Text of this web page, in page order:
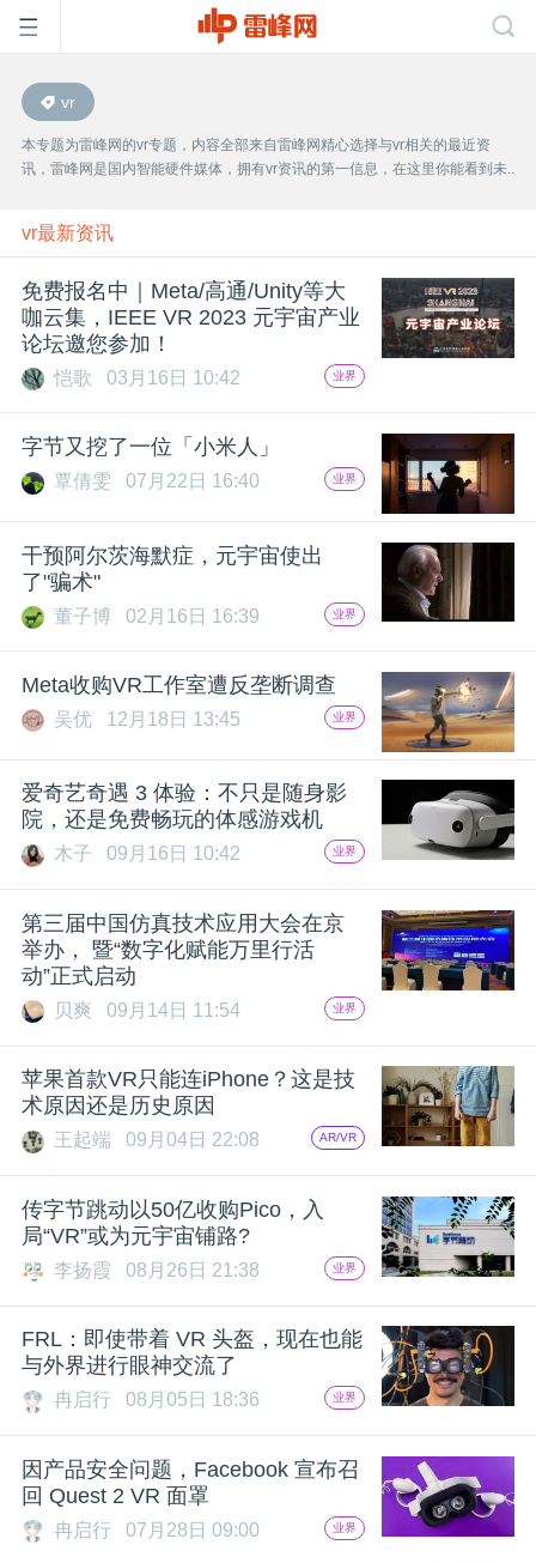
首
页
峰
课
活
中
GAIR
题
搞
机
vr
本专题为雷峰网的vr专题，内容全部来自雷峰网精心选择与vr相关的最近资
讯，雷峰网是国内智能硬件媒体，拥有vr资讯的第一信息，在这里你能看到未..
vr最新资讯
免费报名中｜Meta/高通/Unity等大
咖云集，IEEE VR 2023 元宇宙产业
论坛邀您参加！
恺歌 03月16日 10:42 业界
字节又挖了一位「小米人」
覃倩雯 07月22日 16:40 业界
干预阿尔茨海默症，元宇宙使出
了"骗术"
董子博 02月16日 16:39 业界
Meta收购VR工作室遭反垄断调查
吴优 12月18日 13:45 业界
爱奇艺奇遇 3 体验：不只是随身影
院，还是免费畅玩的体感游戏机
木子 09月16日 10:42 业界
第三届中国仿真技术应用大会在京
举办， 暨“数字化赋能万里行活
动”正式启动
贝爽 09月14日 11:54 业界
苹果首款VR只能连iPhone？这是技
术原因还是历史原因
王起端 09月04日 22:08 AR/VR
传字节跳动以50亿收购Pico，入
局“VR”或为元宇宙铺路?
李扬霞 08月26日 21:38 业界
FRL：即使带着 VR 头盔，现在也能
与外界进行眼神交流了
冉启行 08月05日 18:36 业界
因产品安全问题，Facebook 宣布召
回 Quest 2 VR 面罩
冉启行 07月28日 09:00 业界